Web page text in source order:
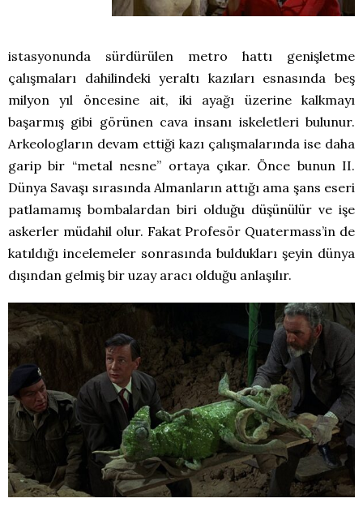
istasyonunda sürdürülen metro hattı genişletme
çalışmaları dahilindeki yeraltı kazıları esnasında beş
milyon yıl öncesine ait, iki ayağı üzerine kalkmayı
başarmış gibi görünen cava insanı iskeletleri bulunur.
Arkeologların devam ettiği kazı çalışmalarında ise daha
garip bir “metal nesne” ortaya çıkar. Önce bunun II.
Dünya Savaşı sırasında Almanların attığı ama şans eseri
patlamamış bombalardan biri olduğu düşünülür ve işe
askerler müdahil olur. Fakat Profesör Quatermass’in de
katıldığı incelemeler sonrasında buldukları şeyin dünya
dışından gelmiş bir uzay aracı olduğu anlaşılır.